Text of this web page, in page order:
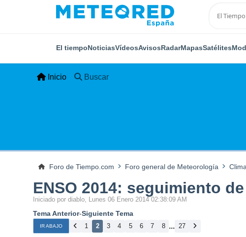
El tiempoNoticiasVídeosAvisosRadarMapasSatélites
Inicio Buscar
Foro de Tiempo.com Foro general de Meteorología
ENSO 2014: seguimiento
Iniciado por diablo, Lunes 06 Enero 2014 02:38:09 AM
Tema Anterior-Siguiente Tema
IR ABAJO 1 2 3 4 5 6 7 8 ... 27